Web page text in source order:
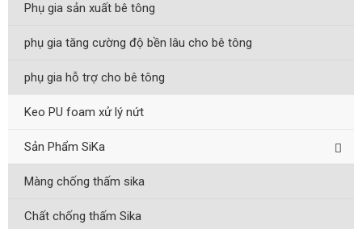
Phụ gia sản xuất bê tông
phụ gia tăng cường độ bền lâu cho bê tông
phụ gia hỗ trợ cho bê tông
Keo PU foam xử lý nứt
Sản Phẩm SiKa
Màng chống thấm sika
Chất chống thấm Sika